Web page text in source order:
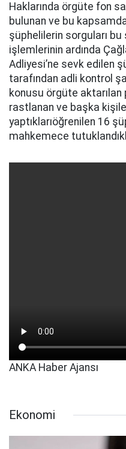
Haklarında örgüte fon
bulunan ve bu
şüphelilerin sorguları
işlemlerinin ardında
Adliyesi’ne sevk edilen
tarafından adli kontrol
konusu örgüte
rastlanan ve başka
yaptıklarıöğrenilen 16
mahkemece
ANKA Haber Ajansı
Ekonomi